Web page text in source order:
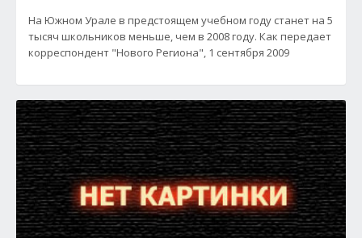
На Южном Урале в предстоящем учебном году станет на 5
тысяч школьников меньше, чем в 2008 году. Как передает
корреспондент "Нового Региона", 1 сентября 2009